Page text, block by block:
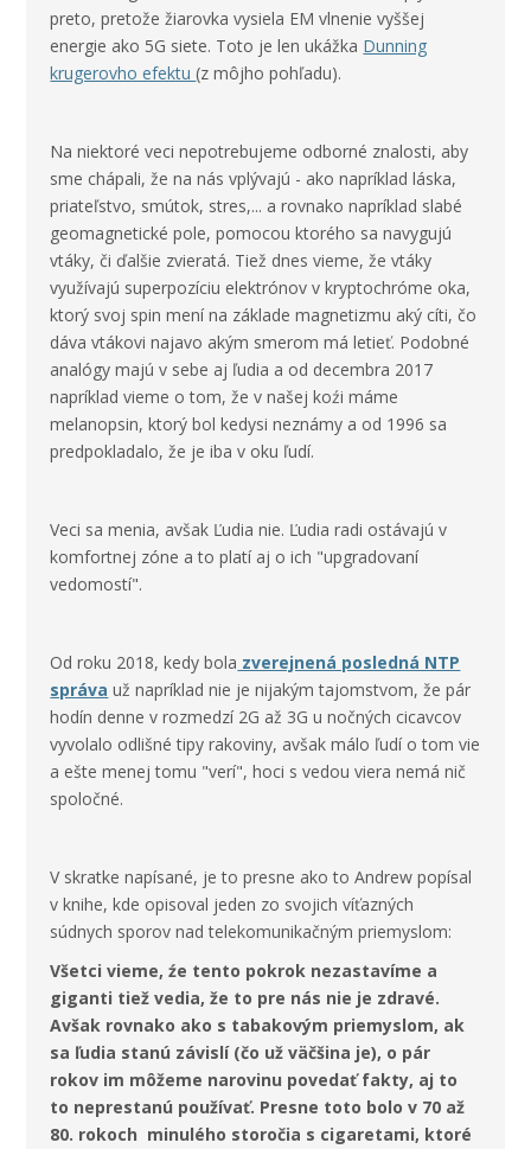
preto, pretože žiarovka vysiela EM vlnenie vyššej
energie ako 5G siete. Toto je len ukážka Dunning
krugerovho efektu(z môjho pohľadu).
Na niektoré veci nepotrebujeme odborné znalosti, aby
sme chápali, že na nás vplývajú - ako napríklad láska,
priateľstvo, smútok, stres,... a rovnako napríklad slabé
geomagnetické pole, pomocou ktorého sa navygujú
vtáky, či ďalšie zvieratá. Tiež dnes vieme, že vtáky
využívajú superpozíciu elektrónov v kryptochróme oka,
ktorý svoj spin mení na základe magnetizmu aký cíti, čo
dáva vtákovi najavo akým smerom má letieť. Podobné
analógy majú v sebe aj ľudia a od decembra 2017
napríklad vieme o tom, že v našej koźi máme
melanopsin, ktorý bol kedysi neznámy a od 1996 sa
predpokladalo, že je iba v oku ľudí.
Veci sa menia, avšak Ľudia nie. Ľudia radi ostávajú v
komfortnej zóne a to platí aj o ich "upgradovaní
vedomostí".
Od roku 2018, kedy bola zverejnená posledná NTP
správa už napríklad nie je nijakým tajomstvom, že pár
hodín denne v rozmedzí 2G až 3G u nočných cicavcov
vyvolalo odlišné tipy rakoviny, avšak málo ľudí o tom vie
a ešte menej tomu "verí", hoci s vedou viera nemá nič
spoločné.
V skratke napísané, je to presne ako to Andrew popísal
v knihe, kde opisoval jeden zo svojich víťazných
súdnych sporov nad telekomunikačným priemyslom:
Všetci vieme, źe tento pokrok nezastavíme a
giganti tiež vedia, že to pre nás nie je zdravé.
Avšak rovnako ako s tabakovým priemyslom, ak
sa ľudia stanú závislí (čo už väčšina je), o pár
rokov im môžeme narovinu povedať fakty, aj to
to neprestanú používať. Presne toto bolo v 70 až
80. rokoch minulého storočia s cigaretami, ktoré